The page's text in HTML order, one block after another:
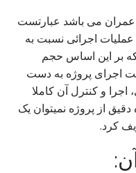
عمران می باشد عبارتست
اجرائی نسبت به
بر این اساس حجم
اجرای پروژه به دست
اجرا و کنترل آن کاملا
از پروژه نمیتوان یک
کرد.